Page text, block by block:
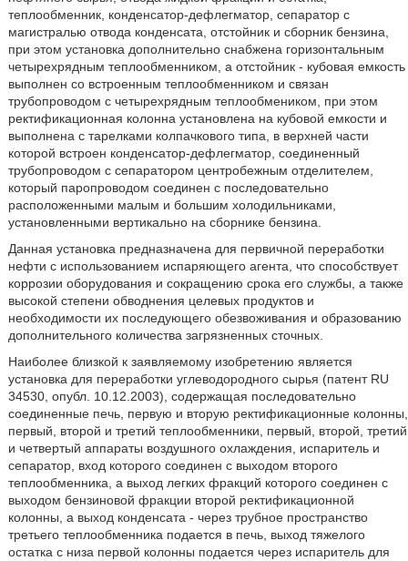
теплообменник, конденсатор-дефлегматор, сепаратор с
магистралью отвода конденсата, отстойник и сборник бензина,
при этом установка дополнительно снабжена горизонтальным
четырехрядным теплообменником, а отстойник - кубовая емкость
выполнен со встроенным теплообменником и связан
трубопроводом с четырехрядным теплообмеником, при этом
ректификационная колонна установлена на кубовой емкости и
выполнена с тарелками колпачкового типа, в верхней части
которой встроен конденсатор-дефлегматор, соединенный
трубопроводом с сепаратором центробежным отделителем,
который паропроводом соединен с последовательно
расположенными малым и большим холодильниками,
установленными вертикально на сборнике бензина.
Данная установка предназначена для первичной переработки
нефти с использованием испаряющего агента, что способствует
коррозии оборудования и сокращению срока его службы, а также
высокой степени обводнения целевых продуктов и
необходимости их последующего обезвоживания и образованию
дополнительного количества загрязненных сточных.
Наиболее близкой к заявляемому изобретению является
установка для переработки углеводородного сырья (патент RU
34530, опубл. 10.12.2003), содержащая последовательно
соединенные печь, первую и вторую ректификационные колонны,
первый, второй и третий теплообменники, первый, второй, третий
и четвертый аппараты воздушного охлаждения, испаритель и
сепаратор, вход которого соединен с выходом второго
теплообменника, а выход легких фракций которого соединен с
выходом бензиновой фракции второй ректификационной
колонны, а выход конденсата - через трубное пространство
третьего теплообменника подается в печь, выход тяжелого
остатка с низа первой колонны подается через испаритель для